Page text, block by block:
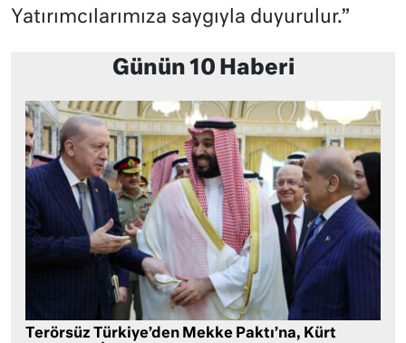
Yatırımcılarımıza saygıyla duyurulur.”
Günün 10 Haberi
Terörsüz Türkiye’den Mekke Paktı’na, Kürt